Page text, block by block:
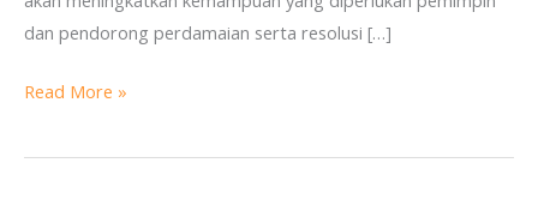
dan pendorong perdamaian serta resolusi […]
Read More »